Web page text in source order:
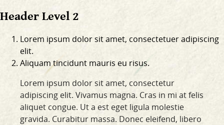
Header Level 2
Lorem ipsum dolor sit amet, consectetuer adipiscing
elit.
Aliquam tincidunt mauris eu risus.
Lorem ipsum dolor sit amet, consectetur
adipiscing elit. Vivamus magna. Cras in mi at felis
aliquet congue. Ut a est eget ligula molestie
gravida. Curabitur massa. Donec eleifend, libero